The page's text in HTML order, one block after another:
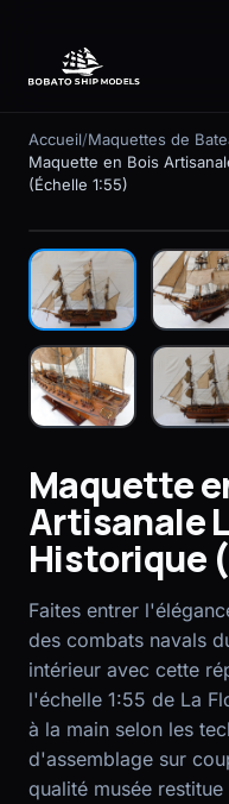
Accueil/Maquettes de
Maquette en Bois
(Échelle 1:55)
En stock
Maquette
Artisanale
Historique
Faites entrer
des combats navals
intérieur avec cette
l'échelle 1:55 de La
à la main selon les
d'assemblage sur
qualité musée